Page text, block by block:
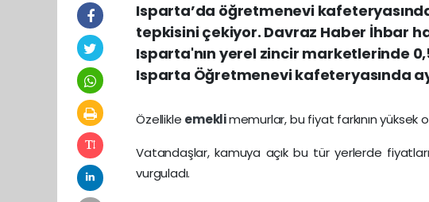
Isparta’da öğretmenevi
tepkisini çekiyor. Davraz Haber İhbar
Isparta'nın yerel zincir marketlerinde
Isparta Öğretmenevi kafeteryasında
Özellikle emeklimemurlar, bu fiyat farkının
Vatandaşlar, kamuya açık bu tür yerlerde
vurguladı.